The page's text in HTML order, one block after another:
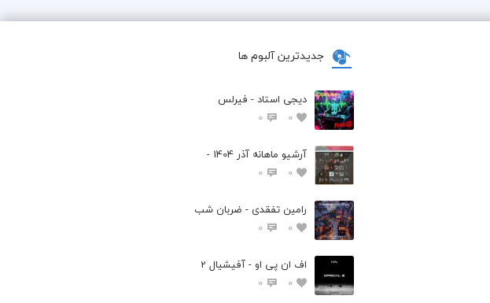
جدیدترین آلبوم ها
دیجی استاد - فیرلس
0
0
آرشیو ماهانه آذر 1404 -
0
0
رامین تفقدی - ضربان شب
0
0
اف ان پی او - آفیشیال 2
0
0